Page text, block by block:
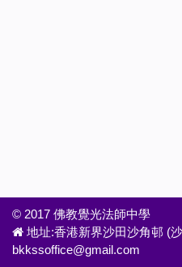
© 2017 佛教覺光法師中學
地址:香港新界沙田沙角邨 (
bkkssoffice@gmail.com